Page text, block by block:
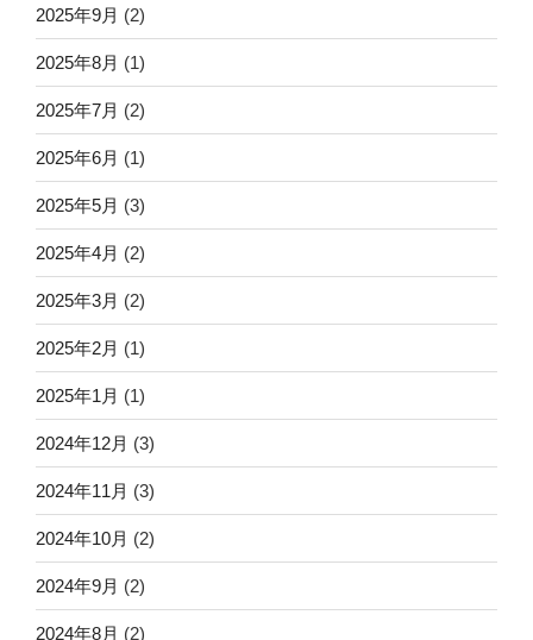
2025年9月 (2)
2025年8月 (1)
2025年7月 (2)
2025年6月 (1)
2025年5月 (3)
2025年4月 (2)
2025年3月 (2)
2025年2月 (1)
2025年1月 (1)
2024年12月 (3)
2024年11月 (3)
2024年10月 (2)
2024年9月 (2)
2024年8月 (2)